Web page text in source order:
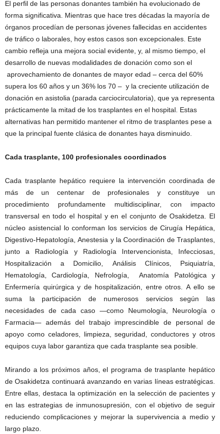
El perfil de las personas donantes también ha evolucionado de
forma significativa. Mientras que hace tres décadas la mayoría de
órganos procedían de personas jóvenes fallecidas en accidentes
de tráfico o laborales, hoy estos casos son excepcionales. Este
cambio refleja una mejora social evidente, y, al mismo tiempo, el
desarrollo de nuevas modalidades de donación como son el
aprovechamiento de donantes de mayor edad – cerca del 60%
supera los 60 años y un 36% los 70 – y la creciente utilización de
donación en asistolia (parada carciocirculatoria), que ya representa
prácticamente la mitad de los trasplantes en el hospital. Estas
alternativas han permitido mantener el ritmo de trasplantes pese a
que la principal fuente clásica de donantes haya disminuido.
Cada trasplante, 100 profesionales coordinados
Cada trasplante hepático requiere la intervención coordinada de
más de un centenar de profesionales y constituye un
procedimiento profundamente multidisciplinar, con impacto
transversal en todo el hospital y en el conjunto de Osakidetza. El
núcleo asistencial lo conforman los servicios de Cirugía Hepática,
Digestivo-Hepatología, Anestesia y la Coordinación de Trasplantes,
junto a Radiología y Radiología Intervencionista, Infecciosas,
Hospitalización a Domicilio, Análisis Clínicos, Psiquiatría,
Hematología, Cardiología, Nefrología, Anatomía Patológica y
Enfermería quirúrgica y de hospitalización, entre otros. A ello se
suma la participación de numerosos servicios según las
necesidades de cada caso —como Neumología, Neurología o
Farmacia— además del trabajo imprescindible de personal de
apoyo como celadores, limpieza, seguridad, conductores y otros
equipos cuya labor garantiza que cada trasplante sea posible.
Mirando a los próximos años, el programa de trasplante hepático
de Osakidetza continuará avanzando en varias líneas estratégicas.
Entre ellas, destaca la optimización en la selección de pacientes y
en las estrategias de inmunosupresión, con el objetivo de seguir
reduciendo complicaciones y mejorar la supervivencia a medio y
largo plazo.